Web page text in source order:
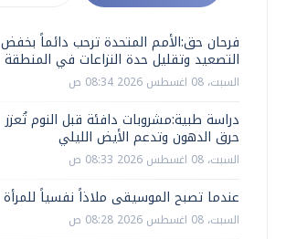
فرحان حق:الأمم المتحدة ترحب دائماً بخفض
التصعيد وتقليل حدة النزاعات في المنطقة
السبت، 08 اغسطس 2026 08:34 ص
دراسة طبية:مشروبات دافئة قبل النوم تُعزز
حرق الدهون وتدعم الأيض الليلي
السبت، 08 اغسطس 2026 08:33 ص
عندما تصبح الموسيقى ملاذاً نفسياً للمرأة
السبت، 08 اغسطس 2026 08:28 ص